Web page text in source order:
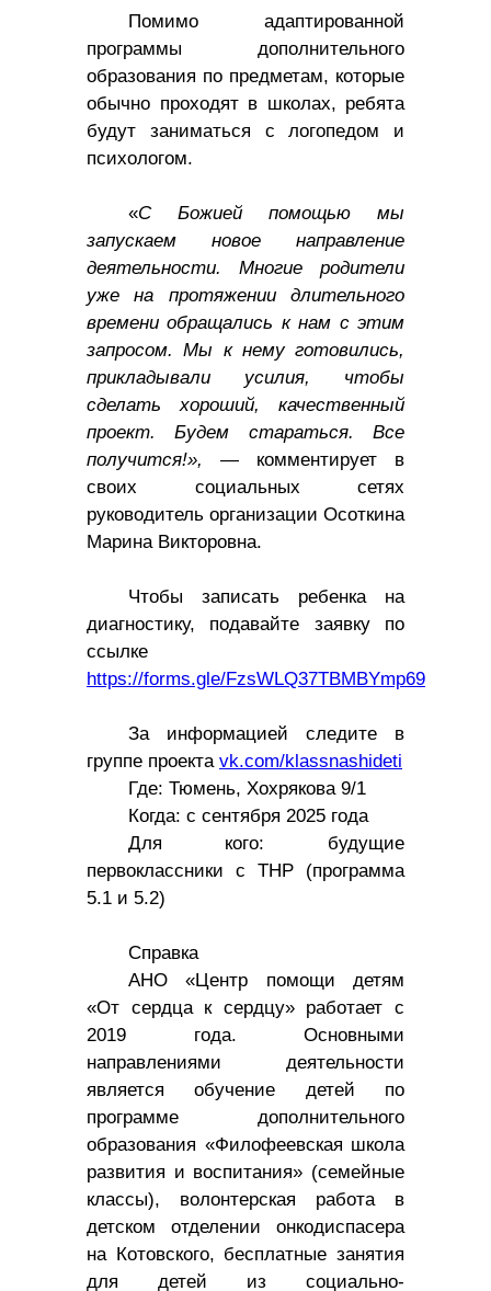
Помимо адаптированной
программы дополнительного
образования по предметам, которые
обычно проходят в школах, ребята
будут заниматься с логопедом и
психологом.
«С Божией помощью мы
запускаем новое направление
деятельности. Многие родители
уже на протяжении длительного
времени обращались к нам с этим
запросом. Мы к нему готовились,
прикладывали усилия, чтобы
сделать хороший, качественный
проект. Будем стараться. Все
получится!», — комментирует в
своих социальных сетях
руководитель организации Осоткина
Марина Викторовна.
Чтобы записать ребенка на
диагностику, подавайте заявку по
ссылке
https://forms.gle/FzsWLQ37TBMBYmp69
За информацией следите в
группе проекта vk.com/klassnashideti
Где: Тюмень, Хохрякова 9/1
Когда: с сентября 2025 года
Для кого: будущие
первоклассники с ТНР (программа
5.1 и 5.2)
Справка
АНО «Центр помощи детям
«От сердца к сердцу» работает с
2019 года. Основными
направлениями деятельности
является обучение детей по
программе дополнительного
образования «Филофеевская школа
развития и воспитания» (семейные
классы), волонтерская работа в
детском отделении онкодиспасера
на Котовского, бесплатные занятия
для детей из социально-